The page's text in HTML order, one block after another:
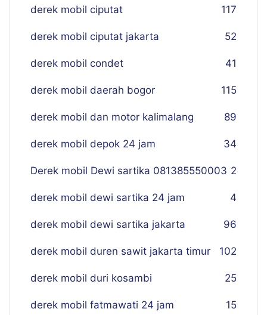
derek mobil ciputat 117
derek mobil ciputat jakarta 52
derek mobil condet 41
derek mobil daerah bogor 115
derek mobil dan motor kalimalang 89
derek mobil depok 24 jam 34
Derek mobil Dewi sartika 081385550003 2
derek mobil dewi sartika 24 jam 4
derek mobil dewi sartika jakarta 96
derek mobil duren sawit jakarta timur 102
derek mobil duri kosambi 25
derek mobil fatmawati 24 jam 15